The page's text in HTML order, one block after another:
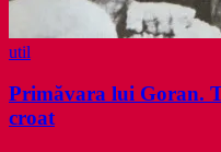
util
Primăvara lui Goran.
croat